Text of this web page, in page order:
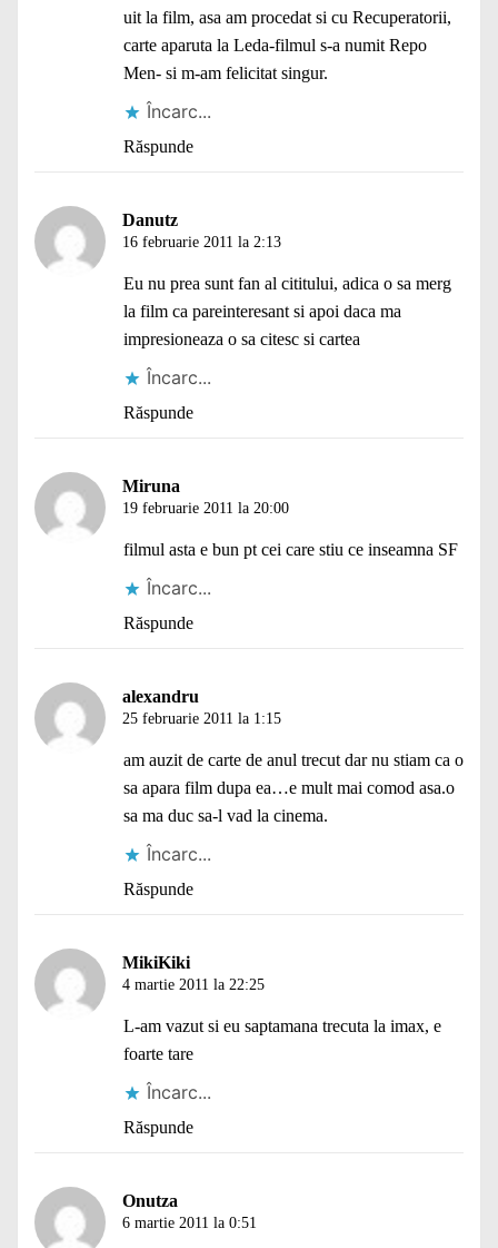
uit la film, asa am procedat si cu Recuperatorii,
carte aparuta la Leda-filmul s-a numit Repo
Men- si m-am felicitat singur.
Încarc...
Răspunde
Danutz
16 februarie 2011 la 2:13
Eu nu prea sunt fan al cititului, adica o sa merg
la film ca pareinteresant si apoi daca ma
impresioneaza o sa citesc si cartea
Încarc...
Răspunde
Miruna
19 februarie 2011 la 20:00
filmul asta e bun pt cei care stiu ce inseamna SF
Încarc...
Răspunde
alexandru
25 februarie 2011 la 1:15
am auzit de carte de anul trecut dar nu stiam ca o
sa apara film dupa ea…e mult mai comod asa.o
sa ma duc sa-l vad la cinema.
Încarc...
Răspunde
MikiKiki
4 martie 2011 la 22:25
L-am vazut si eu saptamana trecuta la imax, e
foarte tare
Încarc...
Răspunde
Onutza
6 martie 2011 la 0:51